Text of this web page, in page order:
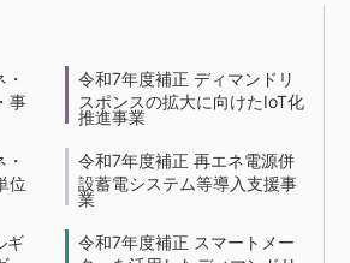
事
位
ギ
令和7年度補正 ディマンドリ
スポンスの拡大に向けたIoT化
推進事業
令和7年度補正 再エネ電源併
設蓄電システム等導入支援事
業
令和7年度補正 スマートメー